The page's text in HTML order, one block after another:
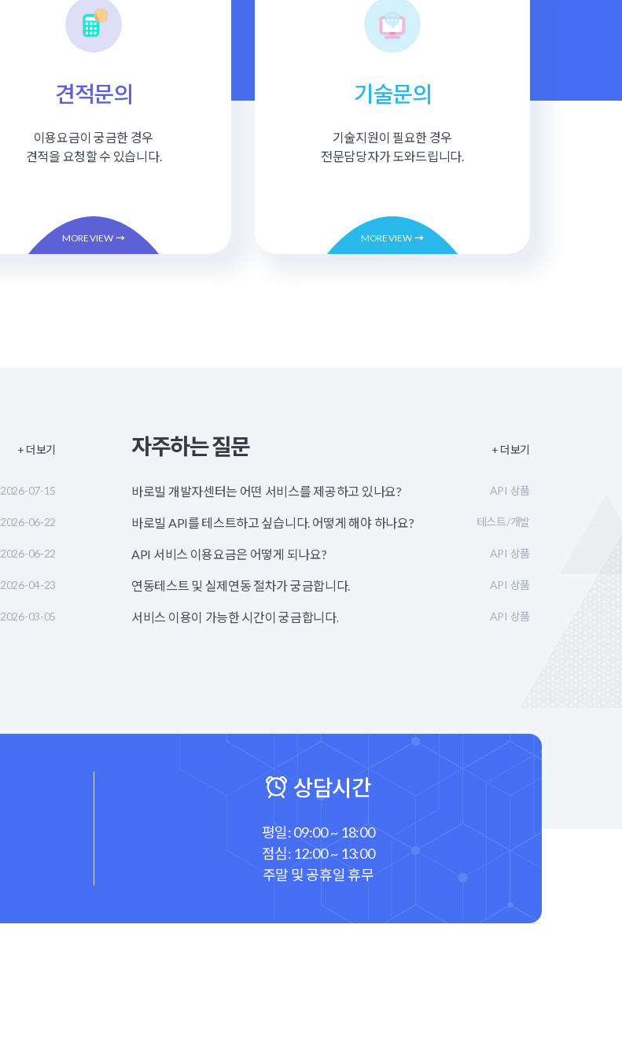
견적문의
이용요금이 궁금한 경우
견적을 요청할 수 있습니다.
MORE VIEW →
기술문의
기술지원이 필요한 경우
전문담당자가 도와드립니다.
MORE VIEW →
+ 더보기
2026-07-15
2026-06-22
2026-06-22
2026-04-23
2026-03-05
자주하는 질문 + 더보기
바로빌 개발자센터는 어떤 서비스를 제공하고 있나요? API 상품
바로빌 API를 테스트하고 싶습니다. 어떻게 해야 하나요? 테스트/개발
API 서비스 이용요금은 어떻게 되나요? API 상품
연동테스트 및 실제연동 절차가 궁금합니다. API 상품
서비스 이용이 가능한 시간이 궁금합니다. API 상품
상담시간
평일: 09:00 ~ 18:00
점심: 12:00 ~ 13:00
주말 및 공휴일 휴무